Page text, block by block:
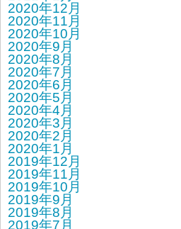
2020年12月
2020年11月
2020年10月
2020年9月
2020年8月
2020年7月
2020年6月
2020年5月
2020年4月
2020年3月
2020年2月
2020年1月
2019年12月
2019年11月
2019年10月
2019年9月
2019年8月
2019年7月